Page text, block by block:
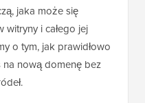
jaka może się
i całego jej
o tym, jak prawidłowo
nową domenę bez